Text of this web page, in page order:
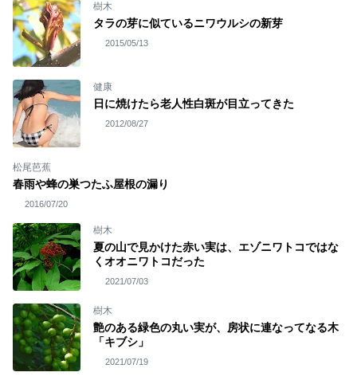
樹木
タラの芽に似ているニワウルシの新芽
2015/05/13
健康
日に焼けたら老人性白斑が目立ってきた
2012/08/27
松尾芭蕉
春雨や蜂の巣つたふ屋根の漏り
2016/07/20
樹木
夏の山で見かけた赤い実は、エゾニワトコではな
くオオニワトコだった
2021/07/03
樹木
艶のある緑色の丸い実が、房状に連なってなる木
「キブシ」
2021/07/19